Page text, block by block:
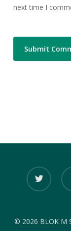
next time I
twitter
© 2026 BLOK M